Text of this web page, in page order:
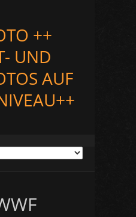
++
UND
AUF